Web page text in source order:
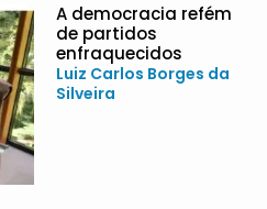
A democracia refém
de partidos
enfraquecidos
Luiz Carlos Borges da
Silveira